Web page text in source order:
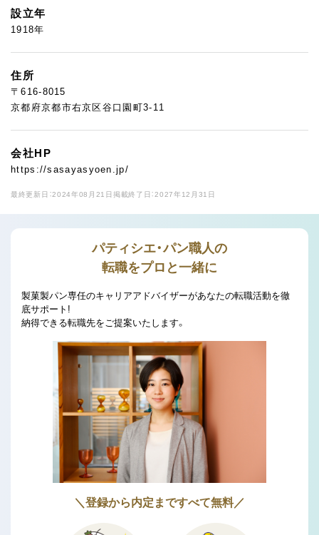
設立年
1918年
住所
〒616-8015
京都府京都市右京区谷口園町3-11
会社HP
https://sasayasyoen.jp/
最終更新日：2024年08月21日 掲載終了日：2027年12月31日
パティシエ・パン職人の
転職をプロと一緒に
製菓製パン専任のキャリアアドバイザーがあなたの転職活動を徹
底サポート!
納得できる転職先をご提案いたします。
＼登録から内定まですべて無料／